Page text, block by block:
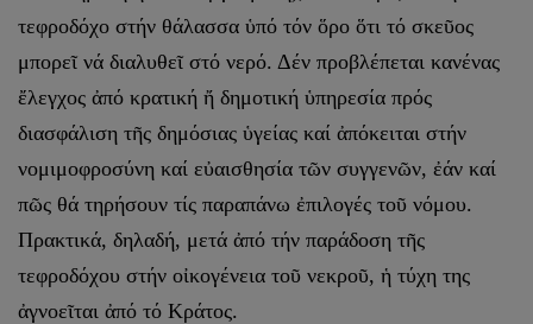
τεφροδόχο στήν θάλασσα ὑπό τόν ὅρο ὅτι τό σκεῦος
μπορεῖ νά διαλυθεῖ στό νερό. Δέν προβλέπεται κανένας
ἔλεγχος ἀπό κρατική ἤ δημοτική ὑπηρεσία πρός
διασφάλιση τῆς δημόσιας ὑγείας καί ἀπόκειται στήν
νομιμοφροσύνη καί εὐαισθησία τῶν συγγενῶν, ἐάν καί
πῶς θά τηρήσουν τίς παραπάνω ἐπιλογές τοῦ νόμου.
Πρακτικά, δηλαδή, μετά ἀπό τήν παράδοση τῆς
τεφροδόχου στήν οἰκογένεια τοῦ νεκροῦ, ἡ τύχη της
ἀγνοεῖ­ται ἀπό τό Κράτος.